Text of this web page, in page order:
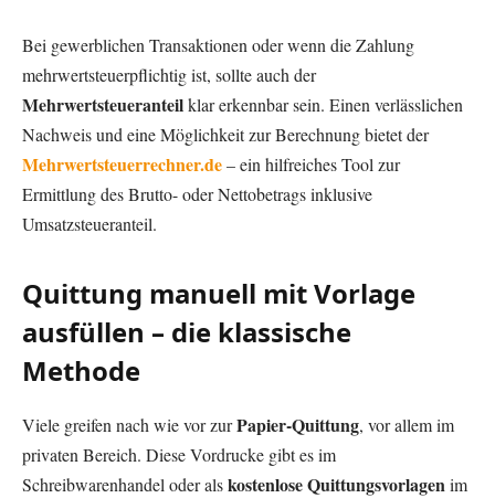
Bei gewerblichen Transaktionen oder wenn die Zahlung
mehrwertsteuerpflichtig ist, sollte auch der
Mehrwertsteueranteilklar erkennbar sein. Einen verlässlichen
Nachweis und eine Möglichkeit zur Berechnung bietet der
Mehrwertsteuerrechner.de– ein hilfreiches Tool zur
Ermittlung des Brutto- oder Nettobetrags inklusive
Umsatzsteueranteil.
Quittung manuell mit Vorlage
ausfüllen – die klassische
Methode
Viele greifen nach wie vor zurPapier-Quittung, vor allem im
privaten Bereich. Diese Vordrucke gibt es im
Schreibwarenhandel oder alskostenlose Quittungsvorlagenim